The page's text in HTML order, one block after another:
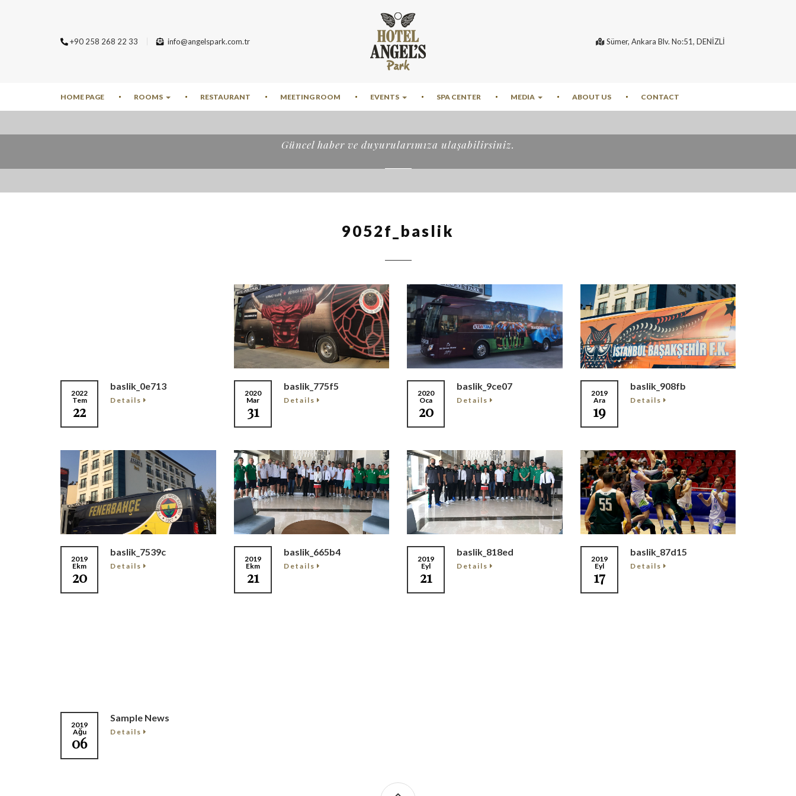
+90 258 268 22 33 info@angelspark.com.tr Sümer, Ankara Blv. No:51, DENİZLİ
HOME PAGE ROOMS RESTAURANT MEETING ROOM EVENTS SPA CENTER MEDIA ABOUT US CONTACT
Güncel haber ve duyurularımıza ulaşabilirsiniz.
9052f_baslik
2022
Tem
22
baslik_0e713
Details
2020
Mar
31
baslik_775f5
Details
2020
Oca
20
baslik_9ce07
Details
2019
Ara
19
baslik_908fb
Details
2019
Ekm
20
baslik_7539c
Details
2019
Ekm
21
baslik_665b4
Details
2019
Eyl
21
baslik_818ed
Details
2019
Eyl
17
baslik_87d15
Details
2019
Ağu
06
Sample News
Details